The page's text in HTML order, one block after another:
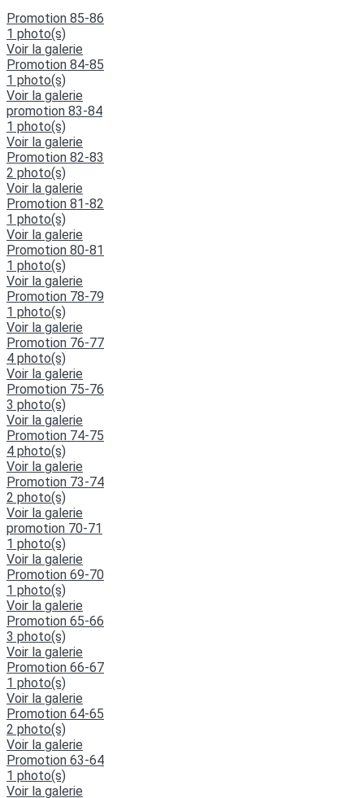
Promotion 85-86
1 photo(s)
Voir la galerie
Promotion 84-85
1 photo(s)
Voir la galerie
promotion 83-84
1 photo(s)
Voir la galerie
Promotion 82-83
2 photo(s)
Voir la galerie
Promotion 81-82
1 photo(s)
Voir la galerie
Promotion 80-81
1 photo(s)
Voir la galerie
Promotion 78-79
1 photo(s)
Voir la galerie
Promotion 76-77
4 photo(s)
Voir la galerie
Promotion 75-76
3 photo(s)
Voir la galerie
Promotion 74-75
4 photo(s)
Voir la galerie
Promotion 73-74
2 photo(s)
Voir la galerie
promotion 70-71
1 photo(s)
Voir la galerie
Promotion 69-70
1 photo(s)
Voir la galerie
Promotion 65-66
3 photo(s)
Voir la galerie
Promotion 66-67
1 photo(s)
Voir la galerie
Promotion 64-65
2 photo(s)
Voir la galerie
Promotion 63-64
1 photo(s)
Voir la galerie